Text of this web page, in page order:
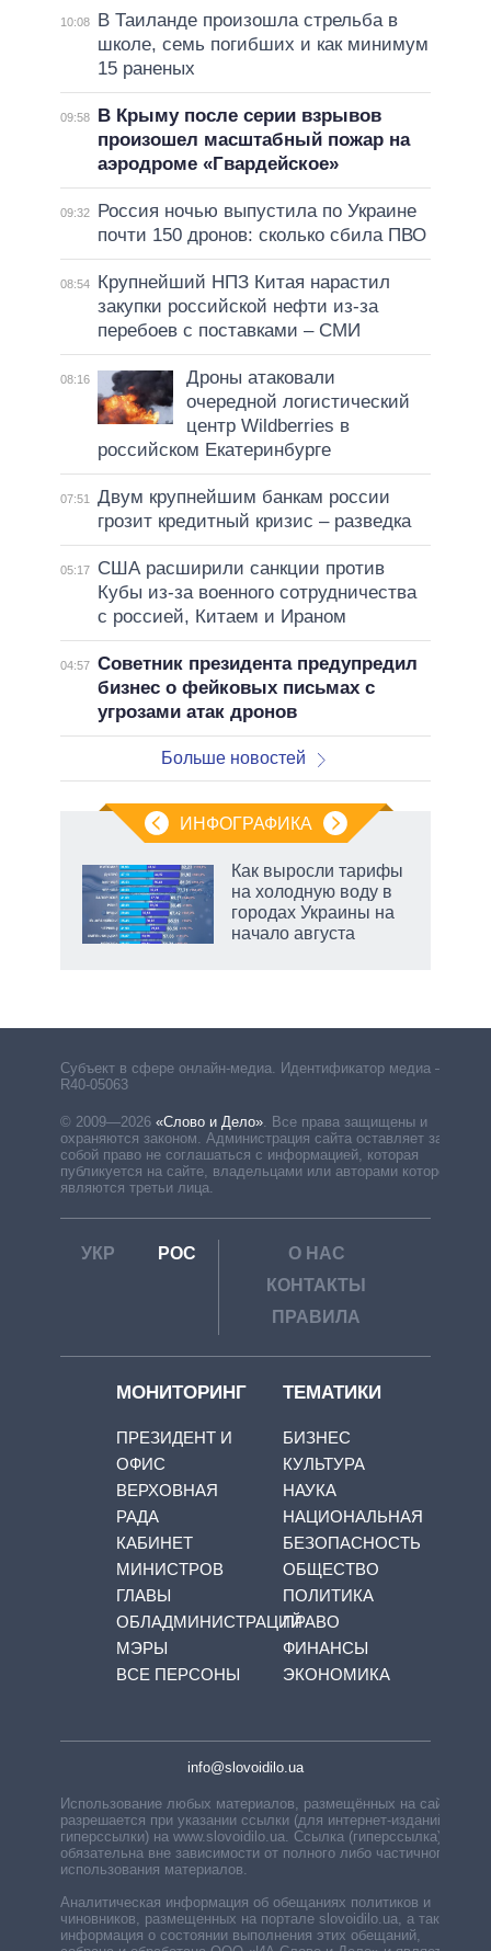
10:08
В Таиланде произошла стрельба в
школе, семь погибших и как минимум
15 раненых
09:58
В Крыму после серии взрывов
произошел масштабный пожар на
аэродроме «Гвардейское»
09:32
Россия ночью выпустила по Украине
почти 150 дронов: сколько сбила ПВО
08:54
Крупнейший НПЗ Китая нарастил
закупки российской нефти из-за
перебоев с поставками – СМИ
08:16
Дроны атаковали
очередной логистический
центр Wildberries в
российском Екатеринбурге
07:51
Двум крупнейшим банкам россии
грозит кредитный кризис – разведка
05:17
США расширили санкции против
Кубы из-за военного сотрудничества
с россией, Китаем и Ираном
04:57 Советник президента предупредил
бизнес о фейковых письмах с
угрозами атак дронов
Больше новостей
ИНФОГРАФИКА
Как выросли тарифы
на холодную воду в
городах Украины на
начало августа
Субъект в сфере онлайн-медиа. Идентификатор медиа –
R40-05063
© 2009—2026 «Слово и Дело». Все права защищены и
охраняются законом. Администрация сайта оставляет за
собой право не соглашаться с информацией, которая
публикуется на сайте, владельцами или авторами которой
являются третьи лица.
УКР РОС
О НАС
КОНТАКТЫ
ПРАВИЛА
МОНИТОРИНГ
ПРЕЗИДЕНТ И
ОФИС
ВЕРХОВНАЯ
РАДА
КАБИНЕТ
МИНИСТРОВ
ГЛАВЫ
ОБЛАДМИНИСТРАЦИЙ
МЭРЫ
ВСЕ ПЕРСОНЫ
ТЕМАТИКИ
БИЗНЕС
КУЛЬТУРА
НАУКА
НАЦИОНАЛЬНАЯ
БЕЗОПАСНОСТЬ
ОБЩЕСТВО
ПОЛИТИКА
ПРАВО
ФИНАНСЫ
ЭКОНОМИКА
info@slovoidilo.ua
Использование любых материалов, размещённых на сайте,
разрешается при указании ссылки (для интернет-изданий —
гиперссылки) на www.slovoidilo.ua. Ссылка (гиперссылка)
обязательна вне зависимости от полного либо частичного
использования материалов.
Аналитическая информация об обещаниях политиков и
чиновников, размещенных на портале slovoidilo.ua, а также
информация о состоянии выполнения этих обещаний,